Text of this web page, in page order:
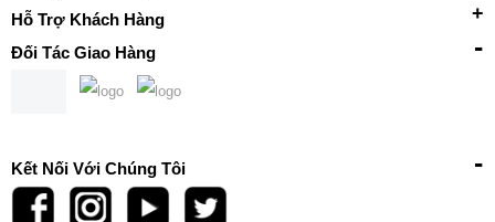
Hỗ Trợ Khách Hàng
Đối Tác Giao Hàng
Kết Nối Với Chúng Tôi